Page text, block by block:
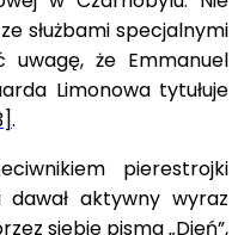
służbami specjalnymi
uwagę, że Emmanuel
Limonowa tytułuje
.
pierestrojki
dawał aktywny wyraz
siebie pisma „Dień”,